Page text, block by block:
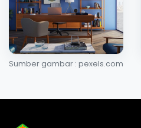
Sumber gambar : pexels.com